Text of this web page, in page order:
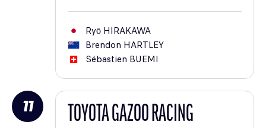
Ryō HIRAKAWA
Brendon HARTLEY
Sébastien BUEMI
11 TOYOTA GAZOO RACING